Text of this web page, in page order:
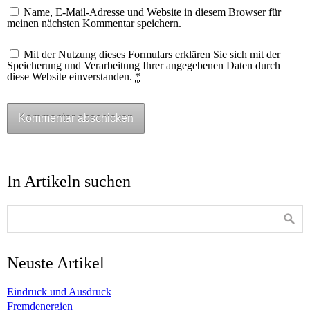
Name, E-Mail-Adresse und Website in diesem Browser für
meinen nächsten Kommentar speichern.
Mit der Nutzung dieses Formulars erklären Sie sich mit der
Speicherung und Verarbeitung Ihrer angegebenen Daten durch
diese Website einverstanden. *
In Artikeln suchen
Neuste Artikel
Eindruck und Ausdruck
Fremdenergien